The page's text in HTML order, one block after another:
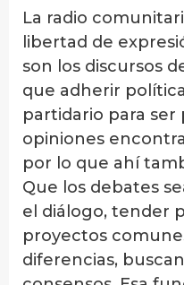
La radio
libertad de
son los discursos
que adherir
partidario para
opiniones
por lo que ahí
Que los debates
el diálogo, tender
proyectos
diferencias,